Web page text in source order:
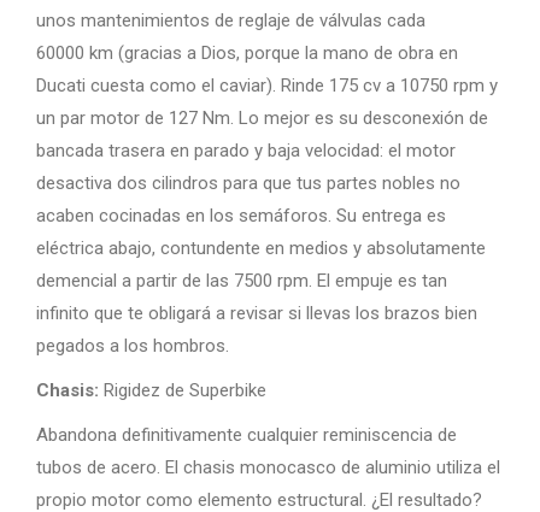
unos mantenimientos de reglaje de válvulas cada
60000 km (gracias a Dios, porque la mano de obra en
Ducati cuesta como el caviar). Rinde 175 cv a 10750 rpm y
un par motor de 127 Nm. Lo mejor es su desconexión de
bancada trasera en parado y baja velocidad: el motor
desactiva dos cilindros para que tus partes nobles no
acaben cocinadas en los semáforos. Su entrega es
eléctrica abajo, contundente en medios y absolutamente
demencial a partir de las 7500 rpm. El empuje es tan
infinito que te obligará a revisar si llevas los brazos bien
pegados a los hombros.
Chasis: Rigidez de Superbike
Abandona definitivamente cualquier reminiscencia de
tubos de acero. El chasis monocasco de aluminio utiliza el
propio motor como elemento estructural. ¿El resultado?